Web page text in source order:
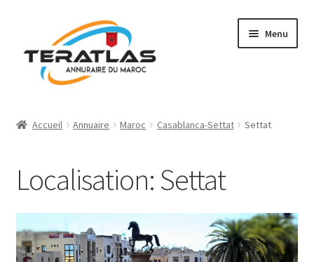
navigation
contenu
Menu
Annuaire
Régions et villes
Mon compte
Accueil Annuaire Maroc Casablanca-Settat Settat
Localisation: Settat